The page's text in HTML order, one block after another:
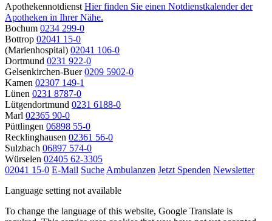
Apothekennotdienst Hier finden Sie einen Notdienstkalender der
Apotheken in Ihrer Nähe.
Bochum 0234 299-0
Bottrop 02041 15-0
(Marienhospital) 02041 106-0
Dortmund 0231 922-0
Gelsenkirchen-Buer 0209 5902-0
Kamen 02307 149-1
Lünen 0231 8787-0
Lütgendortmund 0231 6188-0
Marl 02365 90-0
Püttlingen 06898 55-0
Recklinghausen 02361 56-0
Sulzbach 06897 574-0
Würselen 02405 62-3305
02041 15-0 E-Mail Suche Ambulanzen Jetzt Spenden Newsletter
Language setting not available
To change the language of this website, Google Translate is